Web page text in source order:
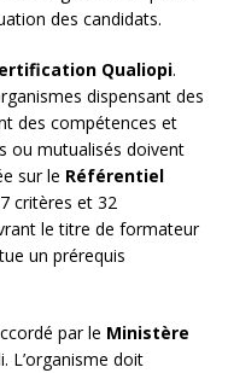
des candidats.
Qualiopi.
dispensant des
des compétences et
ou mutualisés doivent
sur le Référentiel
critères et 32
le titre de formateur
un prérequis
par le Ministère
L’organisme doit